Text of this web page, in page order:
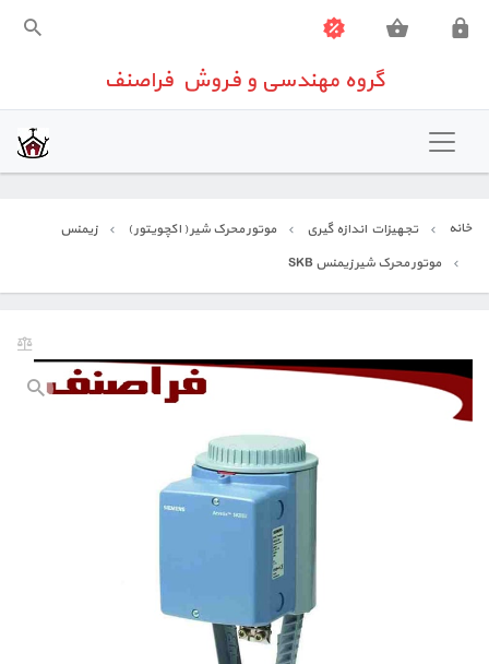
گروه مهندسی و فروش فراصنف
خانه
تجهیزات اندازه گیری
تجهیزات ساختمانی
تعمیرات تخصصی تجهیزات کنترلی
گروه مهندسی و فروش فراصنف
خانه تجهیزات اندازه گیری موتور محرک شیر ( اکچویتور )
زیمنس
موتور محرک شیر زیمنس SKB